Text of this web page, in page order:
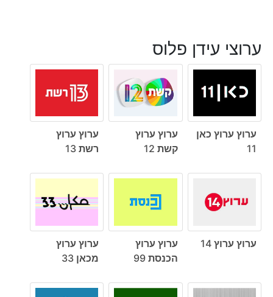
ערוצי עידן פלוס
ערוץ ערוץ כאן
11
ערוץ ערוץ
קשת 12
ערוץ ערוץ
רשת 13
ערוץ ערוץ 14
ערוץ ערוץ
הכנסת 99
ערוץ ערוץ
מכאן 33